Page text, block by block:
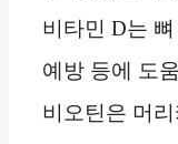
비타민 D는
예방 등에 도
비오틴은 머